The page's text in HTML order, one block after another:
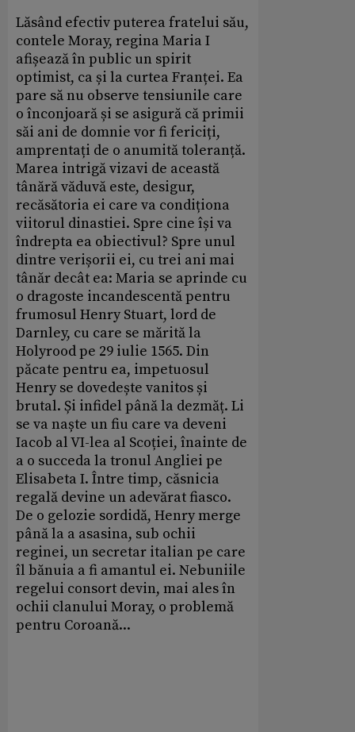
Lăsând efectiv puterea fratelui său,
contele Moray, regina Maria I
afișează în public un spirit
optimist, ca și la curtea Franței. Ea
pare să nu observe tensiunile care
o înconjoară și se asigură că primii
săi ani de domnie vor fi fericiți,
amprentați de o anumită toleranță.
Marea intrigă vizavi de această
tânără văduvă este, desigur,
recăsătoria ei care va condiționa
viitorul dinastiei. Spre cine își va
îndrepta ea obiectivul? Spre unul
dintre verișorii ei, cu trei ani mai
tânăr decât ea: Maria se aprinde cu
o dragoste incandescentă pentru
frumosul Henry Stuart, lord de
Darnley, cu care se mărită la
Holyrood pe 29 iulie 1565. Din
păcate pentru ea, impetuosul
Henry se dovedește vanitos și
brutal. Și infidel până la dezmăț. Li
se va naște un fiu care va deveni
Iacob al VI-lea al Scoției, înainte de
a o succeda la tronul Angliei pe
Elisabeta I. Între timp, căsnicia
regală devine un adevărat fiasco.
De o gelozie sordidă, Henry merge
până la a asasina, sub ochii
reginei, un secretar italian pe care
îl bănuia a fi amantul ei. Nebuniile
regelui consort devin, mai ales în
ochii clanului Moray, o problemă
pentru Coroană...